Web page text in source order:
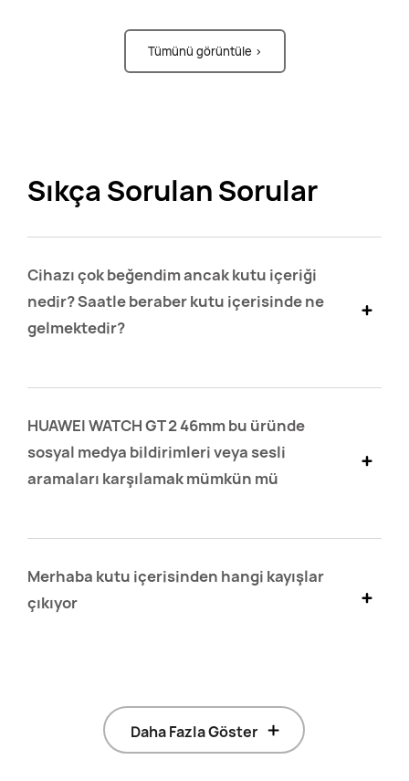
Tümünü görüntüle >
Sıkça Sorulan Sorular
Cihazı çok beğendim ancak kutu içeriği
nedir? Saatle beraber kutu içerisinde ne
gelmektedir?
HUAWEI WATCH GT 2 46mm bu üründe
sosyal medya bildirimleri veya sesli
aramaları karşılamak mümkün mü
Merhaba kutu içerisinden hangi kayışlar
çıkıyor
Daha Fazla Göster